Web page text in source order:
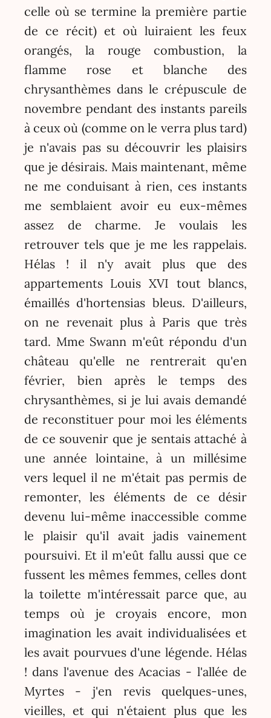
celle où se termine la première partie
de ce récit) et où luiraient les feux
orangés, la rouge combustion, la
flamme rose et blanche des
chrysanthèmes dans le crépuscule de
novembre pendant des instants pareils
à ceux où (comme on le verra plus tard)
je n'avais pas su découvrir les plaisirs
que je désirais. Mais maintenant, même
ne me conduisant à rien, ces instants
me semblaient avoir eu eux-mêmes
assez de charme. Je voulais les
retrouver tels que je me les rappelais.
Hélas ! il n'y avait plus que des
appartements Louis XVI tout blancs,
émaillés d'hortensias bleus. D'ailleurs,
on ne revenait plus à Paris que très
tard. Mme Swann m'eût répondu d'un
château qu'elle ne rentrerait qu'en
février, bien après le temps des
chrysanthèmes, si je lui avais demandé
de reconstituer pour moi les éléments
de ce souvenir que je sentais attaché à
une année lointaine, à un millésime
vers lequel il ne m'était pas permis de
remonter, les éléments de ce désir
devenu lui-même inaccessible comme
le plaisir qu'il avait jadis vainement
poursuivi. Et il m'eût fallu aussi que ce
fussent les mêmes femmes, celles dont
la toilette m'intéressait parce que, au
temps où je croyais encore, mon
imagination les avait individualisées et
les avait pourvues d'une légende. Hélas
! dans l'avenue des Acacias - l'allée de
Myrtes - j'en revis quelques-unes,
vieilles, et qui n'étaient plus que les